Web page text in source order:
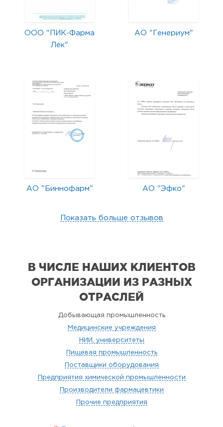
ООО "ПИК-Фарма
Лек"
АО "Генериум"
АО "Биннофарм" АО "Эфко"
Показать больше отзывов
В ЧИСЛЕ НАШИХ КЛИЕНТОВ
ОРГАНИЗАЦИИ ИЗ РАЗНЫХ
ОТРАСЛЕЙ
Добывающая промышленность
Медицинские учреждения
НИИ, университеты
Пищевая промышленность
Поставщики оборудования
Предприятия химической промышленности
Производители фармацевтики
Прочие предприятия